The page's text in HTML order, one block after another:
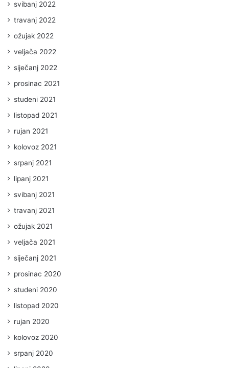
svibanj 2022
travanj 2022
ožujak 2022
veljača 2022
siječanj 2022
prosinac 2021
studeni 2021
listopad 2021
rujan 2021
kolovoz 2021
srpanj 2021
lipanj 2021
svibanj 2021
travanj 2021
ožujak 2021
veljača 2021
siječanj 2021
prosinac 2020
studeni 2020
listopad 2020
rujan 2020
kolovoz 2020
srpanj 2020